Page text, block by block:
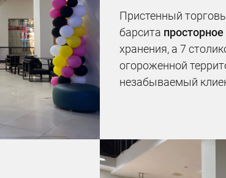
Пристенный
барсита
хранения, а 7
огороженной
незабываемый